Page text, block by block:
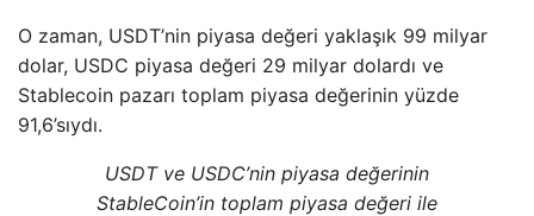
O zaman, USDT’nin piyasa değeri yaklaşık 99 milyar
dolar, USDC piyasa değeri 29 milyar dolardı ve
Stablecoin pazarı toplam piyasa değerinin yüzde
91,6’sıydı.
USDT ve USDC’nin piyasa değerinin
StableCoin’in toplam piyasa değeri ile